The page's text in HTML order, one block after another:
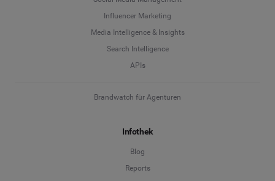
Influencer Marketing
Media Intelligence & Insights
Search Intelligence
APIs
Brandwatch für Agenturen
Infothek
Blog
Reports